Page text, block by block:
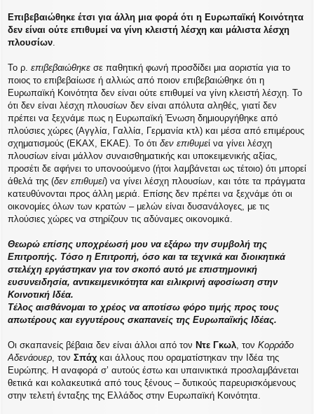
Επιβεβαιώθηκε έτσι για άλλη μια φορά ότι η Ευρωπαϊκή Κοινότητα
δεν είναι ούτε επιθυμεί να γίνη κλειστή λέσχη και μάλιστα λέσχη
πλουσίων.
Το ρ. επιβεβαιώθηκε σε παθητική φωνή προσδίδει μια αοριστία για το
ποιος το επιβεβαίωσε ή αλλιώς από ποιον επιβεβαιώθηκε ότι η
Ευρωπαϊκή Κοινότητα δεν είναι ούτε επιθυμεί να γίνη κλειστή λέσχη. Το
ότι δεν είναι λέσχη πλουσίων δεν είναι απόλυτα αληθές, γιατί δεν
πρέπει να ξεχνάμε πως η Ευρωπαϊκή Ένωση δημιουργήθηκε από
πλούσιες χώρες (Αγγλία, Γαλλία, Γερμανία κτλ) και μέσα από επιμέρους
σχηματισμούς (ΕΚΑΧ, ΕΚΑΕ). Το ότι δεν επιθυμεί να γίνει λέσχη
πλουσίων είναι μάλλον συναισθηματικής και υποκειμενικής αξίας,
προσέτι δε αφήνει το υπονοούμενο (ήτοι λαμβάνεται ως τέτοιο) ότι μπορεί
άθελά της (δεν επιθυμεί) να γίνει λέσχη πλουσίων, και τότε τα πράγματα
κατευθύνονται προς άλλη μεριά. Επίσης δεν πρέπει να ξεχνάμε ότι οι
οικονομίες όλων των κρατών – μελών είναι δυσανάλογες, με τις
πλούσιες χώρες να στηρίζουν τις αδύναμες οικονομικά.
Θεωρώ επίσης υποχρέωσή μου να εξάρω την συμβολή της
Επιτροπής. Τόσο η Επιτροπή, όσο και τα τεχνικά και διοικητικά
στελέχη εργάστηκαν για τον σκοπό αυτό με επιστημονική
ευσυνειδησία, αντικειμενικότητα και ειλικρινή αφοσίωση στην
Κοινοτική Ιδέα.
Τέλος αισθάνομαι το χρέος να αποτίσω φόρο τιμής προς τους
απωτέρους και εγγυτέρους σκαπανείς της Ευρωπαϊκής Ιδέας.
Οι σκαπανείς βέβαια δεν είναι άλλοι από τον Ντε Γκωλ, τον Κορράδο
Αδενάουερ, τον Σπάχ και άλλους που οραματίστηκαν την Ιδέα της
Ευρώπης. Η αναφορά σ’ αυτούς έστω και υπαινικτικά προσλαμβάνεται
θετικά και κολακευτικά από τους ξένους – δυτικούς παρευρισκόμενους
στην τελετή ένταξης της Ελλάδος στην Ευρωπαϊκή Κοινότητα.